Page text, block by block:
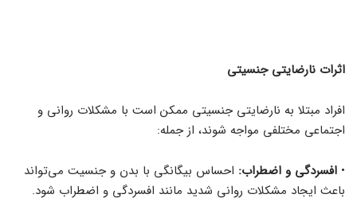
اثرات نارضایتی جنسیتی
افراد مبتلا به نارضایتی جنسیتی ممکن است با مشکلات روانی و
اجتماعی مختلفی مواجه شوند، از جمله:
• افسردگی و اضطراب: احساس بیگانگی با بدن و جنسیت می‌تواند
باعث ایجاد مشکلات روانی شدید مانند افسردگی و اضطراب شود.